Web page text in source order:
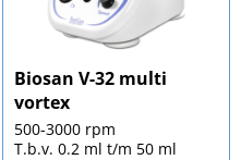
Biosan V-32 multi
vortex
500-3000 rpm
T.b.v. 0.2 ml t/m 50 ml